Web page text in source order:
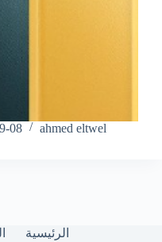
ahmed eltwel
08
الرئيسية